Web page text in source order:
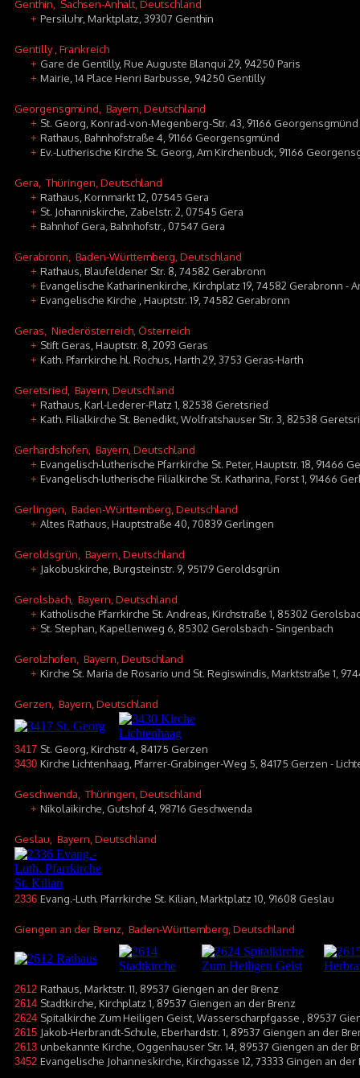
Genthin , Sachsen-Anhalt, Deutschland
+ Persiluhr, Marktplatz, 39307 Genthin
Gentilly, Frankreich
+ Gare de Gentilly, Rue Auguste Blanqui 29, 94250 Paris
+ Mairie, 14 Place Henri Barbusse, 94250 Gentilly
Georgensgmünd , Bayern, Deutschland
+ St. Georg, Konrad-von-Megenberg-Str. 43, 91166
+ Rathaus, Bahnhofstraße 4, 91166 Georgensgmünd
+ Ev.-Lutherische Kirche St. Georg, Am Kirchenbuck, 91166
Gera , Thüringen, Deutschland
+ Rathaus, Kornmarkt 12, 07545 Gera
+ St. Johanniskirche, Zabelstr. 2, 07545 Gera
+ Bahnhof Gera, Bahnhofstr., 07547 Gera
Gerabronn , Baden-Württemberg, Deutschland
+ Rathaus, Blaufeldener Str. 8, 74582 Gerabronn
+ Evangelische Katharinenkirche, Kirchplatz 19, 74582 Gerabronn -
+ Evangelische Kirche , Hauptstr. 19, 74582 Gerabronn
Geras , Niederösterreich, Österreich
+ Stift Geras, Hauptstr. 8, 2093 Geras
+ Kath. Pfarrkirche hl. Rochus, Harth 29, 3753 Geras-Harth
Geretsried , Bayern, Deutschland
+ Rathaus, Karl-Lederer-Platz 1, 82538 Geretsried
+ Kath. Filialkirche St. Benedikt, Wolfratshauser Str. 3, 82538
Gerhardshofen , Bayern, Deutschland
+ Evangelisch-lutherische Pfarrkirche St. Peter, Hauptstr. 18, 91466
+ Evangelisch-lutherische Filialkirche St. Katharina, Forst 1, 91466
Gerlingen , Baden-Württemberg, Deutschland
+ Altes Rathaus, Hauptstraße 40, 70839 Gerlingen
Geroldsgrün , Bayern, Deutschland
+ Jakobuskirche, Burgsteinstr. 9, 95179 Geroldsgrün
Gerolsbach , Bayern, Deutschland
+ Katholische Pfarrkirche St. Andreas, Kirchstraße 1, 85302
+ St. Stephan, Kapellenweg 6, 85302 Gerolsbach - Singenbach
Gerolzhofen , Bayern, Deutschland
+ Kirche St. Maria de Rosario und St. Regiswindis, Marktstraße 1,
Gerzen , Bayern, Deutschland
3417 St. Georg, Kirchstr 4, 84175 Gerzen
3430 Kirche Lichtenhaag, Pfarrer-Grabinger-Weg 5, 84175 Gerzen -
Geschwenda , Thüringen, Deutschland
+ Nikolaikirche, Gutshof 4, 98716 Geschwenda
Geslau , Bayern, Deutschland
2336 Evang.-Luth. Pfarrkirche St. Kilian, Marktplatz 10, 91608 Geslau
Giengen an der Brenz , Baden-Württemberg, Deutschland
2612 Rathaus, Marktstr. 11, 89537 Giengen an der Brenz
2614 Stadtkirche, Kirchplatz 1, 89537 Giengen an der Brenz
2624 Spitalkirche Zum Heiligen Geist, Wasserscharpfgasse , 89537
2615 Jakob-Herbrandt-Schule, Eberhardstr. 1, 89537 Giengen an der
2613 unbekannte Kirche, Oggenhauser Str. 14, 89537 Giengen an der
3452 Evangelische Johanneskirche, Kirchgasse 12, 73333 Gingen an der